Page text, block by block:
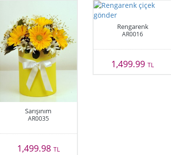
Sarışınım
AR0035
1,499.98 TL
Rengarenk
AR0016
1,499.99TL